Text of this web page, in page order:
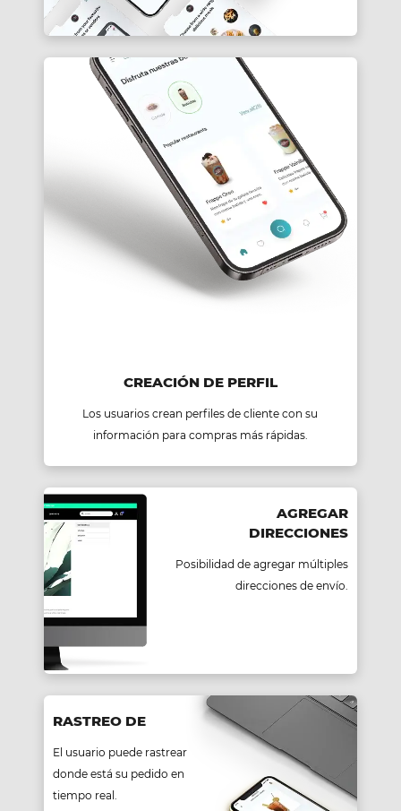
CREACIÓN DE PERFIL
Los usuarios crean perfiles de cliente con su
información para compras más rápidas.
AGREGAR
DIRECCIONES
Posibilidad de agregar múltiples
direcciones de envío.
RASTREO DE
El usuario puede rastrear
donde está su pedido en
tiempo real.